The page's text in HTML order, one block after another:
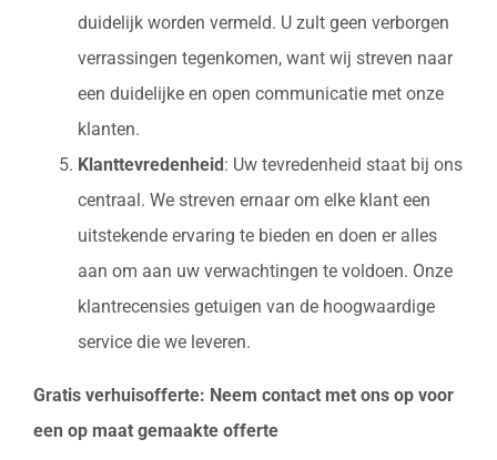
duidelijk worden vermeld. U zult geen verborgen
verrassingen tegenkomen, want wij streven naar
een duidelijke en open communicatie met onze
klanten.
Klanttevredenheid : Uw tevredenheid staat bij ons
centraal. We streven ernaar om elke klant een
uitstekende ervaring te bieden en doen er alles
aan om aan uw verwachtingen te voldoen. Onze
klantrecensies getuigen van de hoogwaardige
service die we leveren.
Gratis verhuisofferte: Neem contact met ons op voor
een op maat gemaakte offerte